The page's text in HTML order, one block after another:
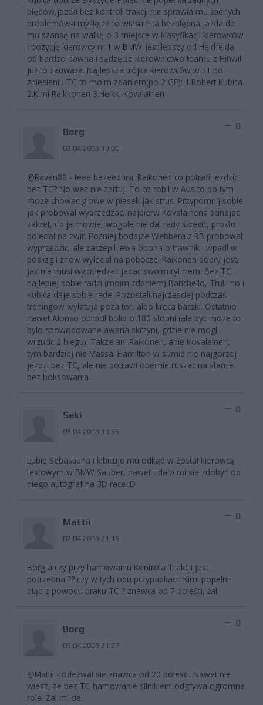
błędów,jazda bez kontroli trakcji nie sprawia mu żadnych
problemów-i myślę,że to właśnie ta bezbłędna jazda da
mu szansę na walkę o 3 miejsce w klasyfikacji kierowców
i pozycję kierowcy nr.1 w BMW-jest lepszy od Heidfelda
od bardzo dawna i sądzę,że kierownictwo teamu z Hinwil
już to zauważa. Najlepsza trójka kierowców w F1 po
zniesieniu TC to moim zdaniem(po 2 GP): 1.Robert Kubica.
2.Kimi Raikkonen 3.Heikki Kovalainen
Borg
03.04.2008 19:00
0
@Raven89 - teee bezeedura. Raikonen co potrafi jezdzic
bez TC? No wez nie zartuj. To co robil w Aus to po tym
moze chowac glowe w piasek jak strus. Przypomnij sobie
jak probowal wyprzedzac, najpierw Kovalainena scinajac
zakret, co ja mowie, wogole nie dal rady skrecic, prosto
polecial na zwir. Pozniej bodajze Webbera z RB probowal
wyprzedzic, ale zaczepil lewa opona o trawnik i wpadl w
poslizg i znow wylecial na pobocze. Raikonen dobry jest,
jak nie musi wyprzedzac jadac swoim rytmem. Bez TC
najlepiej sobie radzi (moim zdaniem) Barichello, Trulli no i
Kubica daje sobie rade. Pozostali najczesciej podczas
treningow wylatuja poza tor, albo kreca baczki. Ostatnio
nawet Alonso obrocil bolid o 180 stopni (ale byc moze to
bylo spowodowane awaria skrzyni, gdzie nie mogl
wrzucic 2 biegu). Takze ani Raikonen, anie Kovalainen,
tym bardziej nie Massa. Hamilton w sumie nie najgorzej
jezdzi bez TC, ale nie potrawi obecnie ruszac na starcie
bez boksowania.
Seki
03.04.2008 19:35
0
Lubie Sebastiana i kibicuje mu odkąd w został kierowcą
testowym w BMW Sauber, nawet udało mi sie zdobyć od
niego autograf na 3D race :D
Mattii
03.04.2008 21:15
0
Borg a czy przy hamowaniu Kontrola Trakcji jest
potrzebna ?? czy w tych obu przypadkach Kimi popełnił
błąd z powodu braku TC ? znawca od 7 boleści, żal.
Borg
03.04.2008 21:27
0
@Mattii - odezwal sie znawca od 20 bolesci. Nawet nie
wiesz, ze bez TC hamowanie silnikiem odgrywa ogromna
role. Żal mi cie.